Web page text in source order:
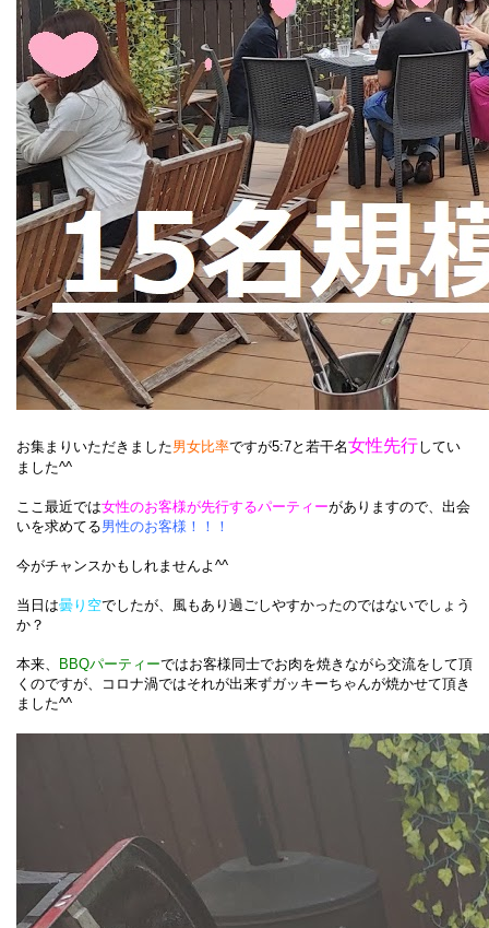
お集まりいただきました男女比率ですが5:7と若干名女性先行してい
ました^^
ここ最近では女性のお客様が先行するパーティーがありますので、出会
いを求めてる男性のお客様！！！
今がチャンスかもしれませんよ^^
当日は曇り空でしたが、風もあり過ごしやすかったのではないでしょう
か？
本来、 BBQパーティーではお客様同士でお肉を焼きながら交流をして頂
くのですが、コロナ渦ではそれが出来ずガッキーちゃんが焼かせて頂き
ました^^